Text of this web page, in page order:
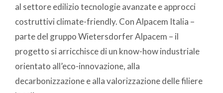
al settore edilizio tecnologie avanzate e approcci
costruttivi climate-friendly. Con Alpacem Italia –
parte del gruppo Wietersdorfer Alpacem – il
progetto si arricchisce di un know-how industriale
orientato all’eco-innovazione, alla
decarbonizzazione e alla valorizzazione delle filiere